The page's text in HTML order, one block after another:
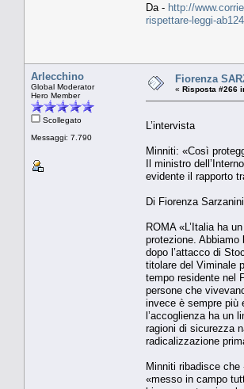
Da - http://
rispettare-leggi-
Arlecchino
Global Moderator
Hero Member
Scollegato
Messaggi: 7.790
Fiorenza
« Risposta #266
L’intervista
Minniti: «Così
Il ministro
evidente il rapporto
Di Fiorenza Sarzanini
ROMA «L’Italia ha
protezione.
dopo l’attacco di
titolare del Viminale
tempo residente nel
persone che
invece è sempre più
l’accoglienza ha un
ragioni di sicurezza
radicalizzazione
Minniti ribadisce
«messo in campo